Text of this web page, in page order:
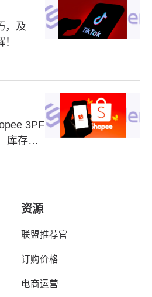
，及
3PF
库存同
资源
联盟推荐官
订购价格
电商运营